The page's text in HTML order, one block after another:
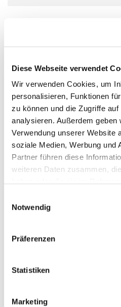
Diese Webseite verwendet
Wir verwenden Cookies, um
personalisieren, Funktionen
zu können und die Zugriffe
analysieren. Außerdem
Verwendung unserer Website
soziale Medien, Werbung und
Partner führen diese
weiteren Daten zusammen,
Notwendig
Präferenzen
Statistiken
Marketing
Dies könnte